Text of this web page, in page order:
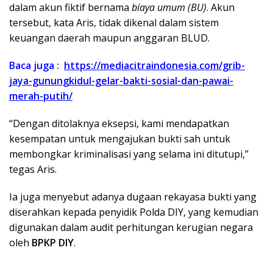
dalam akun fiktif bernama biaya umum (BU). Akun
tersebut, kata Aris, tidak dikenal dalam sistem
keuangan daerah maupun anggaran BLUD.
Baca juga : https://mediacitraindonesia.com/grib-
jaya-gunungkidul-gelar-bakti-sosial-dan-pawai-
merah-putih/
“Dengan ditolaknya eksepsi, kami mendapatkan
kesempatan untuk mengajukan bukti sah untuk
membongkar kriminalisasi yang selama ini ditutupi,”
tegas Aris.
Ia juga menyebut adanya dugaan rekayasa bukti yang
diserahkan kepada penyidik Polda DIY, yang kemudian
digunakan dalam audit perhitungan kerugian negara
oleh BPKP DIY.